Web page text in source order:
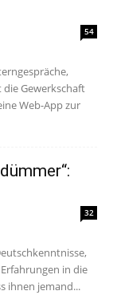
54
Gewerkschaft
Web-App zur
32
in die
ihnen jemand...